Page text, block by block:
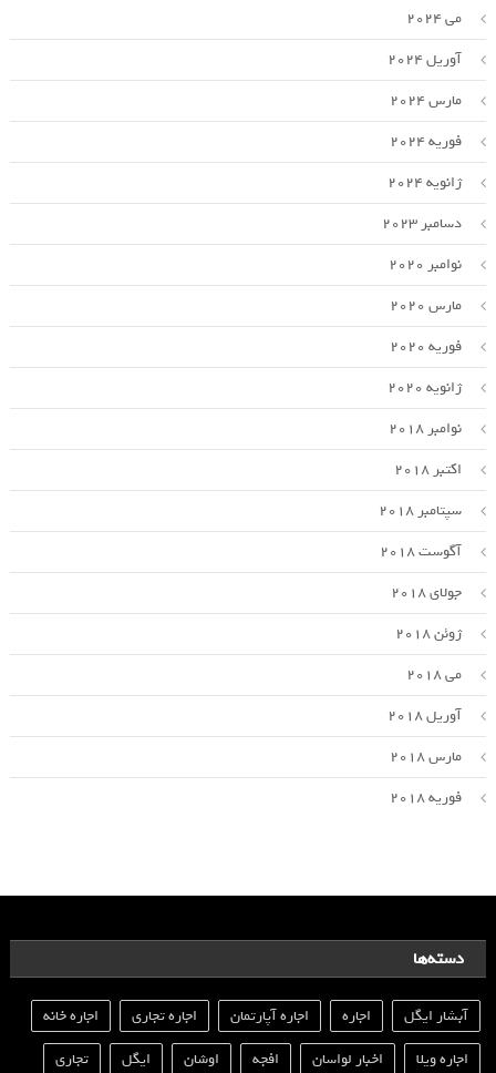
می 2024
آوریل 2024
مارس 2024
فوریه 2024
ژانویه 2024
دسامبر 2023
نوامبر 2020
مارس 2020
فوریه 2020
ژانویه 2020
نوامبر 2018
اکتبر 2018
سپتامبر 2018
آگوست 2018
جولای 2018
ژوئن 2018
می 2018
آوریل 2018
مارس 2018
فوریه 2018
دسته‌ها
آبشار ایگل اجاره اجاره آپارتمان اجاره تجاری
اجاره خانه
اجاره ویلا
اخبار لواسان افجه اوشان ایگل
تجاری